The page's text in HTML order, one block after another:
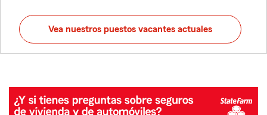
Vea nuestros puestos vacantes actuales